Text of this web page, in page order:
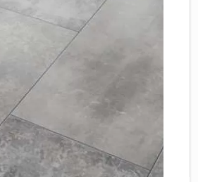
ECO Parquet